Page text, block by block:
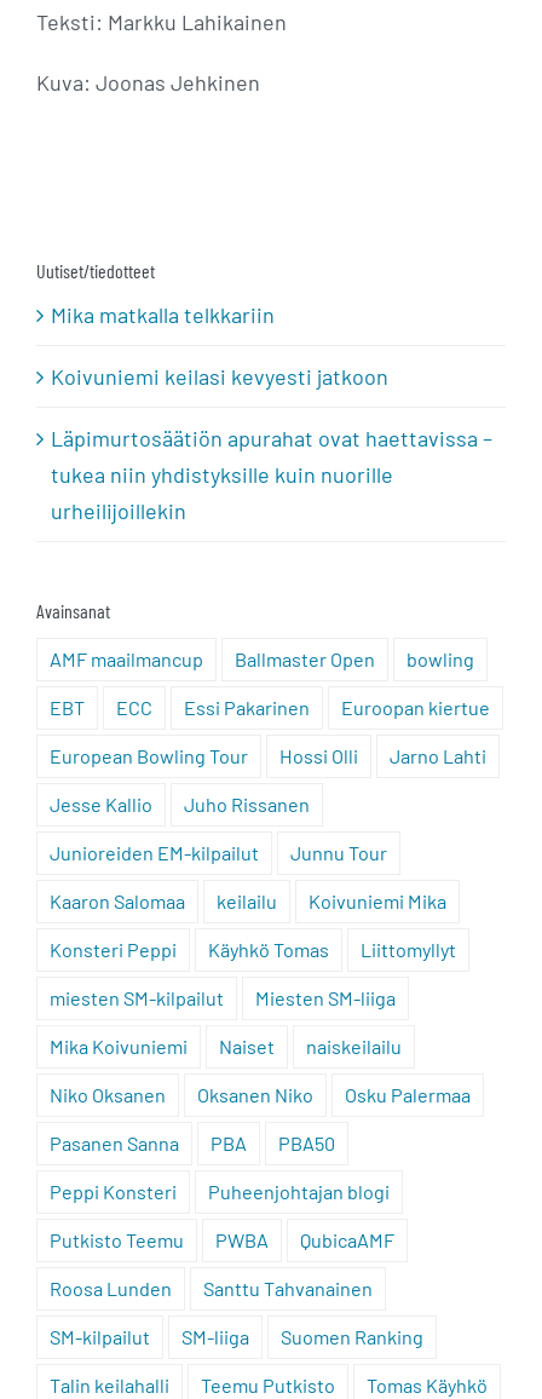
Teksti: Markku Lahikainen
Kuva: Joonas Jehkinen
Uutiset/tiedotteet
Mika matkalla telkkariin
Koivuniemi keilasi kevyesti jatkoon
Läpimurtosäätiön apurahat ovat haettavissa –
tukea niin yhdistyksille kuin nuorille
urheilijoillekin
Avainsanat
AMF maailmancup Ballmaster Open bowling
EBT ECC Essi Pakarinen Euroopan kiertue
European Bowling Tour Hossi Olli Jarno Lahti
Jesse Kallio Juho Rissanen
Junioreiden EM-kilpailut Junnu Tour
Kaaron Salomaa keilailu Koivuniemi Mika
Konsteri Peppi Käyhkö Tomas Liittomyllyt
miesten SM-kilpailut Miesten SM-liiga
Mika Koivuniemi Naiset naiskeilailu
Niko Oksanen Oksanen Niko Osku Palermaa
Pasanen Sanna PBA PBA50
Peppi Konsteri Puheenjohtajan blogi
Putkisto Teemu PWBA QubicaAMF
Roosa Lunden Santtu Tahvanainen
SM-kilpailut SM-liiga Suomen Ranking
Talin keilahalli Teemu Putkisto Tomas Käyhkö